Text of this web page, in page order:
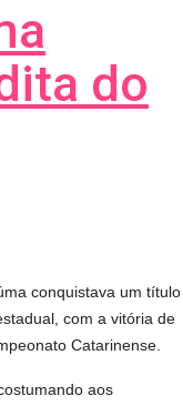
do
conquistava um título
com a vitória de
Catarinense.
aos